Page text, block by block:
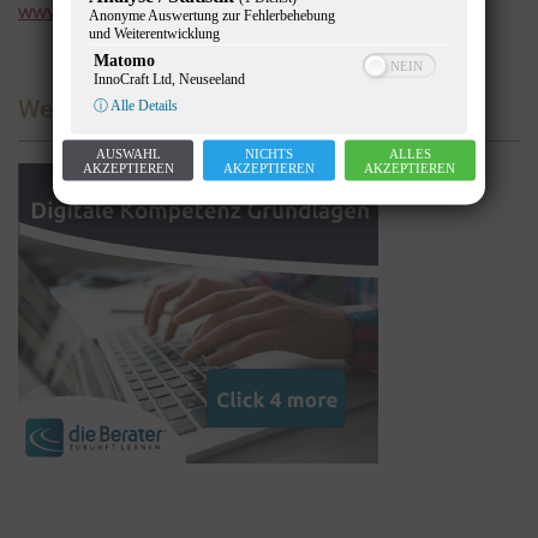
www.zukunftspolitik.de
Werbung
Anonyme Auswertung zur Fehlerbehebung
und Weiterentwicklung
Matomo
InnoCraft Ltd, Neuseeland
ⓘ Alle Details
AUSWAHL
AKZEPTIEREN
NICHTS
AKZEPTIEREN
ALLES
AKZEPTIEREN